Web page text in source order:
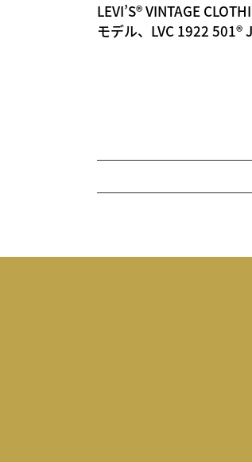
LEVI’S® VINTAGE
モデル、LVC 1922 501®